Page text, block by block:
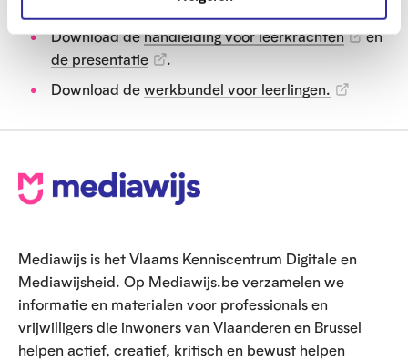
e
Download dehandleiding voor leerkrachten
en
de presentatie
.
Download dewerkbundel voor leerlingen.
V
o
e
t
Mediawijs is het Vlaams Kenniscentrum Digitale en
Mediawijsheid. Op Mediawijs.be verzamelen we
informatie en materialen voor professionals en
vrijwilligers die inwoners van Vlaanderen en Brussel
helpen actief, creatief, kritisch en bewust helpen